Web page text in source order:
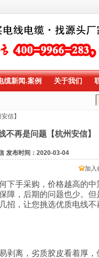
缆新闻.案例 关于我们
信】
不再是问题【杭州安信】
发布时间：2020-03-04
加入
下手采购，价格越高的
障，后期的问题也少。
招，让您挑选优质电线不
剥离，劣质胶皮看着厚